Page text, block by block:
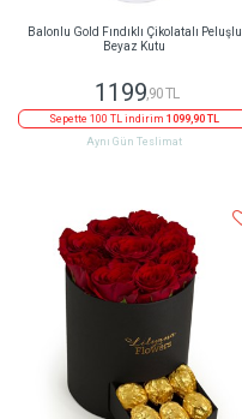
Balonlu Gold Fındıklı Çikolatalı Peluşlu
Beyaz Kutu
1199 ,90 TL
Sepette 100 TL indirim 1099,90 TL
Aynı Gün Teslimat